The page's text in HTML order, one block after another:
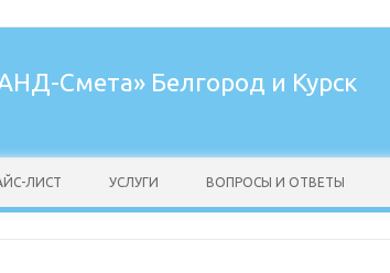
Смета» Белгород и Курск
ЛИСТ УСЛУГИ ВОПРОСЫ И ОТВЕТЫ